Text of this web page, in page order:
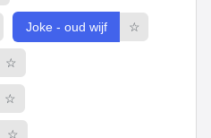
Joke - oud wijf ☆
☆
☆
☆